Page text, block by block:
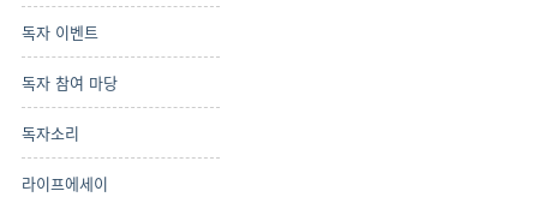
독자 이벤트
독자 참여 마당
독자소리
라이프에세이